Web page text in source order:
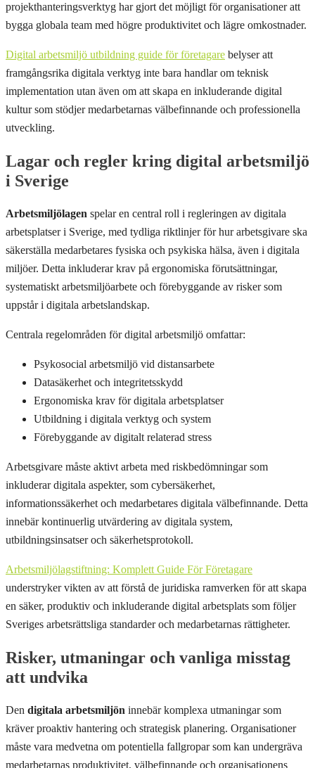
projekthanteringsverktyg har gjort det möjligt för organisationer att
bygga globala team med högre produktivitet och lägre omkostnader.
Digital arbetsmiljö utbildning guide för företagare belyser att
framgångsrika digitala verktyg inte bara handlar om teknisk
implementation utan även om att skapa en inkluderande digital
kultur som stödjer medarbetarnas välbefinnande och professionella
utveckling.
Lagar och regler kring digital arbetsmiljö
i Sverige
Arbetsmiljölagen spelar en central roll i regleringen av digitala
arbetsplatser i Sverige, med tydliga riktlinjer för hur arbetsgivare ska
säkerställa medarbetares fysiska och psykiska hälsa, även i digitala
miljöer. Detta inkluderar krav på ergonomiska förutsättningar,
systematiskt arbetsmiljöarbete och förebyggande av risker som
uppstår i digitala arbetslandskap.
Centrala regelområden för digital arbetsmiljö omfattar:
Psykosocial arbetsmiljö vid distansarbete
Datasäkerhet och integritetsskydd
Ergonomiska krav för digitala arbetsplatser
Utbildning i digitala verktyg och system
Förebyggande av digitalt relaterad stress
Arbetsgivare måste aktivt arbeta med riskbedömningar som
inkluderar digitala aspekter, som cybersäkerhet,
informationssäkerhet och medarbetares digitala välbefinnande. Detta
innebär kontinuerlig utvärdering av digitala system,
utbildningsinsatser och säkerhetsprotokoll.
Arbetsmiljölagstiftning: Komplett Guide För Företagare
understryker vikten av att förstå de juridiska ramverken för att skapa
en säker, produktiv och inkluderande digital arbetsplats som följer
Sveriges arbetsrättsliga standarder och medarbetarnas rättigheter.
Risker, utmaningar och vanliga misstag
att undvika
Den digitala arbetsmiljön innebär komplexa utmaningar som
kräver proaktiv hantering och strategisk planering. Organisationer
måste vara medvetna om potentiella fallgropar som kan undergräva
medarbetarnas produktivitet, välbefinnande och organisationens